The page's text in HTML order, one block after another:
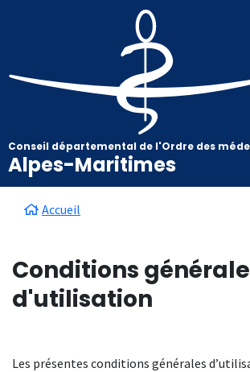
Aller au contenu principal
Conseil départemental de l'Ordre des
Alpes-Maritimes
Fil d'Ariane
Accueil
Conditions
d'utilisation
Les présentes conditions générales
Panneau de gestion des cookies